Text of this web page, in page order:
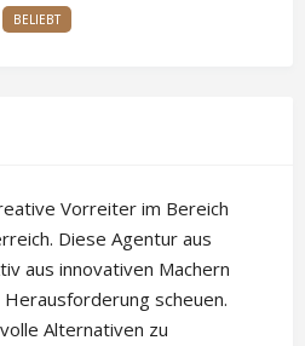
BELIEBT
Vorreiter im Bereich
Diese Agentur aus
aus innovativen Machern
scheuen.
Alternativen zu